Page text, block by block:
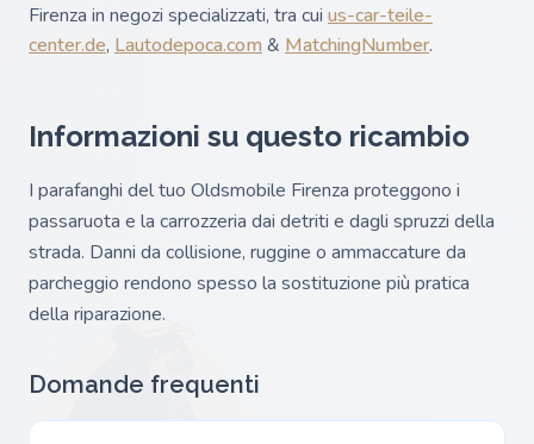
Firenza in negozi specializzati, tra cui us-car-teile-
center.de, Lautodepoca.com & MatchingNumber.
Informazioni su questo ricambio
I parafanghi del tuo Oldsmobile Firenza proteggono i
passaruota e la carrozzeria dai detriti e dagli spruzzi della
strada. Danni da collisione, ruggine o ammaccature da
parcheggio rendono spesso la sostituzione più pratica
della riparazione.
Domande frequenti